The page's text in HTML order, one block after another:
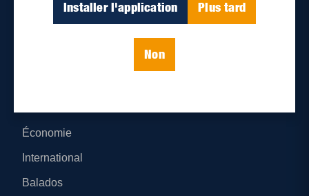
Installer l'application Plus tard
Non
Économie
International
Balados